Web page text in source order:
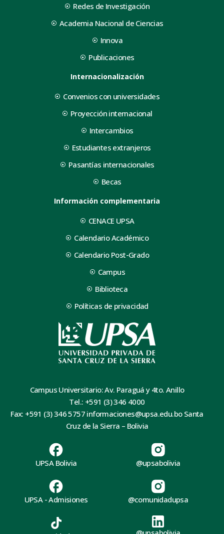
Redes de Investigación
Academia Nacional de Ciencias
Innova
Publicaciones
Internacionalización
Convenios con universidades
Proyección internacional
Intercambios
Estudiantes extranjeros
Pasantías internacionales
Becas
Información complementaria
CENACE UPSA
Calendario Académico
Calendario Post-Grado
Campus
Biblioteca
Políticas de privacidad
Campus Universitario: Av. Paraguá y 4to. Anillo
Tel.: +591 (3) 346 4000
Fax: +591 (3) 346 5757 informaciones@upsa.edu.bo Santa
Cruz de la Sierra – Bolivia
UPSA Bolivia
UPSA - Admisiones
@upsabolivia
@comunidadupsa